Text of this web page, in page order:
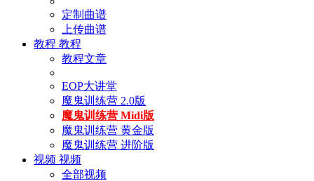
定制曲谱
上传曲谱
教程 教程
教程文章
EOP大讲堂
魔鬼训练营 2.0版
魔鬼训练营 Midi版
魔鬼训练营 黄金版
魔鬼训练营 进阶版
视频 视频
全部视频